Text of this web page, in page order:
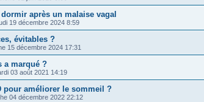
après un malaise vagal
19 décembre 2024 8:59
évitables ?
15 décembre 2024 17:31
a marqué ?
03 août 2021 14:19
pour améliorer le sommeil ?
04 décembre 2022 22:12